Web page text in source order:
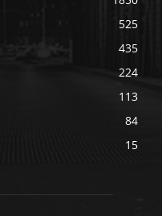
525
435
224
113
84
15